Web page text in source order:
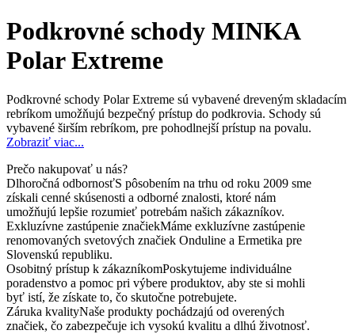
Podkrovné schody MINKA
Polar Extreme
Podkrovné schody Polar Extreme sú vybavené dreveným skladacím
rebríkom umožňujú bezpečný prístup do podkrovia. Schody sú
vybavené širším rebríkom, pre pohodlnejší prístup na povalu.
Zobraziť viac...
Prečo nakupovať u nás?
Dlhoročná odbornosťS pôsobením na trhu od roku 2009 sme
získali cenné skúsenosti a odborné znalosti, ktoré nám
umožňujú lepšie rozumieť potrebám našich zákazníkov.
Exkluzívne zastúpenie značiekMáme exkluzívne zastúpenie
renomovaných svetových značiek Onduline a Ermetika pre
Slovenskú republiku.
Osobitný prístup k zákazníkomPoskytujeme individuálne
poradenstvo a pomoc pri výbere produktov, aby ste si mohli
byť istí, že získate to, čo skutočne potrebujete.
Záruka kvalityNaše produkty pochádzajú od overených
značiek, čo zabezpečuje ich vysokú kvalitu a dlhú životnosť.